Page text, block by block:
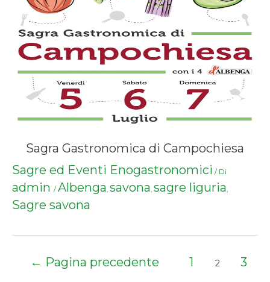
Sagra Gastronomica di Campochiesa
Sagre ed Eventi Enogastronomici / Di
admin /Albenga, savona, sagre liguria,
Sagre savona
← Pagina precedente 1 2
3